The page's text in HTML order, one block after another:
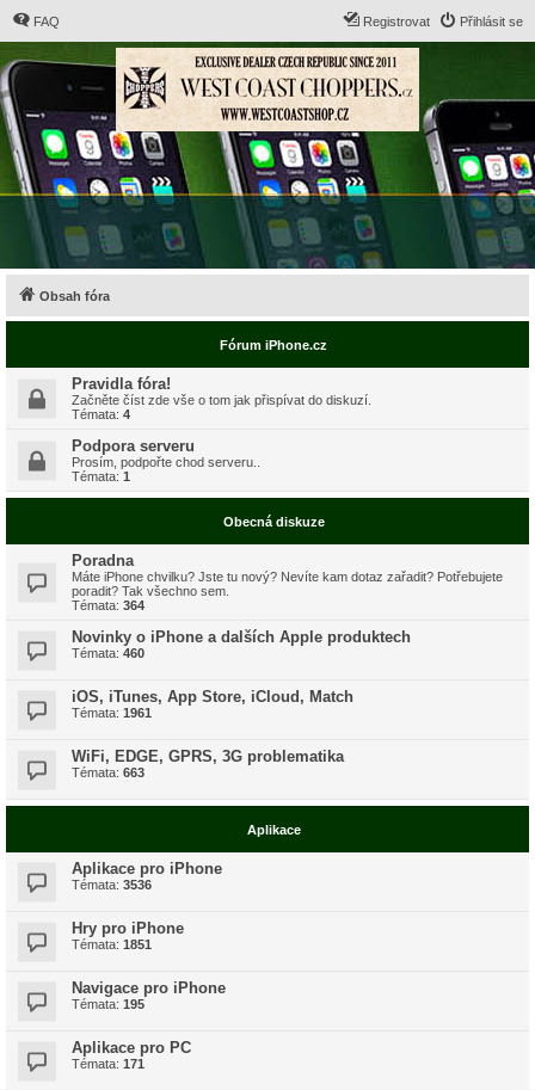
FAQ Přihlásit se
Registrovat
Obsah fóra
Fórum iPhone.cz
Pravidla fóra!
Začněte číst zde vše o tom jak přispívat do diskuzí.
Témata: 4
Podpora serveru
Prosím, podpořte chod serveru..
Témata: 1
Obecná diskuze
Poradna
Máte iPhone chvilku? Jste tu nový? Nevíte kam dotaz zařadit? Potřebujete
poradit? Tak všechno sem.
Témata: 364
Novinky o iPhone a dalších Apple produktech
Témata: 460
iOS, iTunes, App Store, iCloud, Match
Témata: 1961
WiFi, EDGE, GPRS, 3G problematika
Témata: 663
Aplikace
Aplikace pro iPhone
Témata: 3536
Hry pro iPhone
Témata: 1851
Navigace pro iPhone
Témata: 195
Aplikace pro PC
Témata: 171